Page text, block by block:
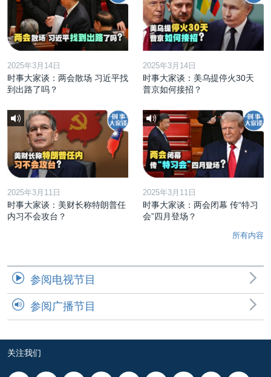
2025年3月14日
时事大家谈：两会散场 习近平找
到出路了吗？
2025年3月14日
时事大家谈：美乌提停火30天
普京如何接招？
2025年3月11日
时事大家谈：美财长称特朗普任
内习不会攻台？
2025年3月11日
时事大家谈：两会闭幕 传“特习
会”四月登场？
所有内容
参阅电视节目
参阅广播节目
关注我们